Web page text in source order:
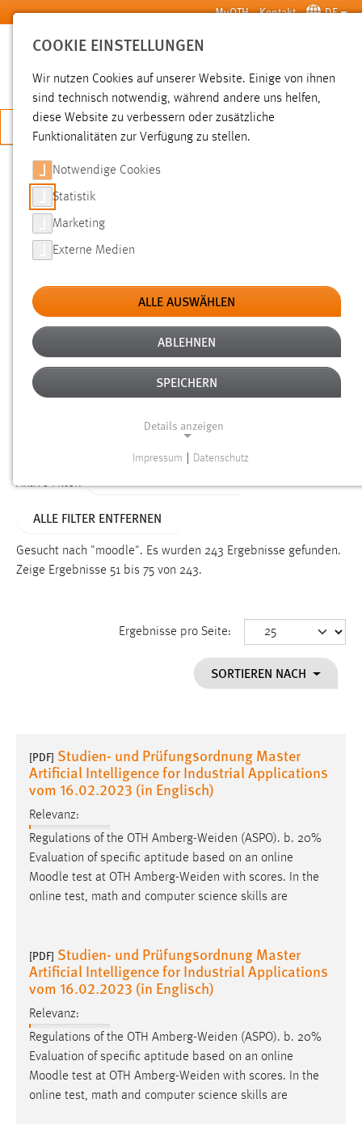
Zum Hauptinhalt springen MyOTH Kontakt DE
SUCHE
JETZT BEWERBEN
SUCHE
FILTER
Typ
Erstellungsdatum
Alter
Aktive Filter:
ALLE FILTER ENTFERNEN
Gesucht nach "moodle". Es wurden 243 Ergebnisse gefunden.
Zeige Ergebnisse 51 bis 75 von 243.
Ergebnisse pro Seite:
SORTIEREN NACH
[PDF] Studien- und Prüfungsordnung Master
Artificial Intelligence for Industrial Applications
vom 16.02.2023 (in Englisch)
Relevanz:
Regulations of the OTH Amberg-Weiden (ASPO). b. 20%
Evaluation of specific aptitude based on an online
Moodle test at OTH Amberg-Weiden with scores. In the
online test, math and computer science skills are
[PDF] Studien- und Prüfungsordnung Master
Artificial Intelligence for Industrial Applications
vom 16.02.2023 (in Englisch)
Relevanz:
Regulations of the OTH Amberg-Weiden (ASPO). b. 20%
Evaluation of specific aptitude based on an online
Moodle test at OTH Amberg-Weiden with scores. In the
online test, math and computer science skills are
COOKIE EINSTELLUNGEN
Wir nutzen Cookies auf unserer Website. Einige von ihnen
sind technisch notwendig, während andere uns helfen,
diese Website zu verbessern oder zusätzliche
Funktionalitäten zur Verfügung zu stellen.
Notwendige Cookies
Statistik
Marketing
Externe Medien
ALLE AUSWÄHLEN
ABLEHNEN
SPEICHERN
Details anzeigen
Funktionen und sind für die einwandfreie Funktion der
Einverständnis
cookie_consent
Dieser Cookie speichert die ausgewählten Einverständnis-
Performance
Name:
staticfilecache
Zweck:
Für performante Seitenauslieferung wird in diesem Cookie
gespeichert, ob man eingeloggt ist.
Sprachpräferenz
Name:
site-language-preference
Das Cookie speichert die gewählte Sprache der Website.
Cookie Laufzeit:
30 Tage
Impressum Datenschutz